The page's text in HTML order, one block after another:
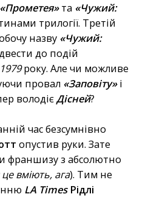
«Прометея»та «Чужий:
трилогії. Третій
назву «Чужий:
до подій
1979року. Але чи можливе
провал «Заповіту»і
володієДісней?
час безсумнівно
опустив руки. Зате
франшизу з абсолютно
вміють, ага). Тим не
LA Times Рідлі